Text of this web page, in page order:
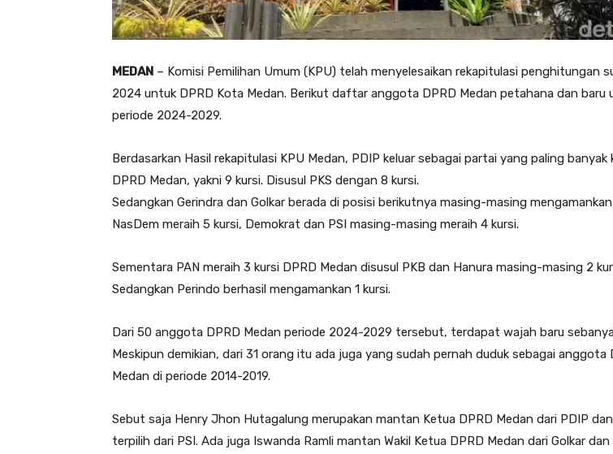
MEDAN – Komisi Pemilihan Umum (KPU) telah menyelesaikan rekapitulasi penghitungan
2024 untuk DPRD Kota Medan. Berikut daftar anggota DPRD Medan petahana dan baru
periode 2024-2029.
Berdasarkan Hasil rekapitulasi KPU Medan, PDIP keluar sebagai partai yang paling banyak
DPRD Medan, yakni 9 kursi. Disusul PKS dengan 8 kursi.
Sedangkan Gerindra dan Golkar berada di posisi berikutnya masing-masing mengamankan
NasDem meraih 5 kursi, Demokrat dan PSI masing-masing meraih 4 kursi.
Sementara PAN meraih 3 kursi DPRD Medan disusul PKB dan Hanura masing-masing 2
Sedangkan Perindo berhasil mengamankan 1 kursi.
Dari 50 anggota DPRD Medan periode 2024-2029 tersebut, terdapat wajah baru
Meskipun demikian, dari 31 orang itu ada juga yang sudah pernah duduk sebagai anggota
Medan di periode 2014-2019.
Sebut saja Henry Jhon Hutagalung merupakan mantan Ketua DPRD Medan dari PDIP
terpilih dari PSI. Ada juga Iswanda Ramli mantan Wakil Ketua DPRD Medan dari Golkar